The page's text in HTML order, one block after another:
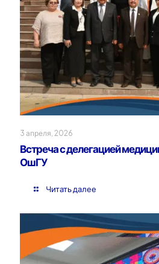
3 апреля, 2026
Встреча с делегацией
ОшГУ
Читать далее